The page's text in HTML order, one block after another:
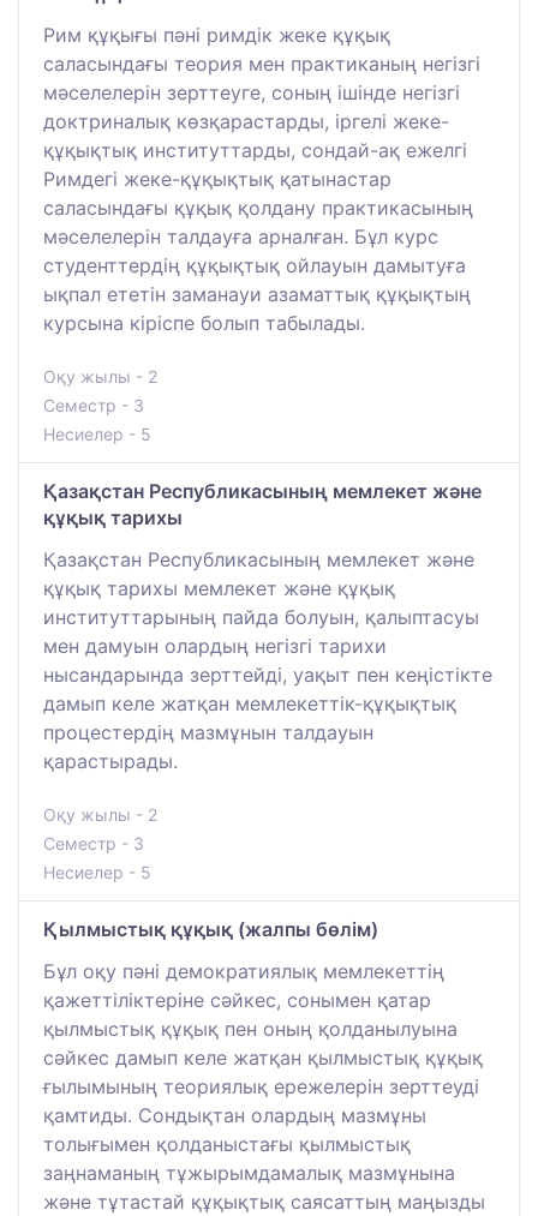
Рим құқығы пәні римдік жеке құқық
саласындағы теория мен практиканың негізгі
мәселелерін зерттеуге, соның ішінде негізгі
доктриналық көзқарастарды, іргелі жеке-
құқықтық институттарды, сондай-ақ ежелгі
Римдегі жеке-құқықтық қатынастар
саласындағы құқық қолдану практикасының
мәселелерін талдауға арналған. Бұл курс
студенттердің құқықтық ойлауын дамытуға
ықпал ететін заманауи азаматтық құқықтың
курсына кіріспе болып табылады.
Оқу жылы - 2
Семестр - 3
Несиелер - 5
Қазақстан Республикасының мемлекет және
құқық тарихы
Қазақстан Республикасының мемлекет және
құқық тарихы мемлекет және құқық
институттарының пайда болуын, қалыптасуы
мен дамуын олардың негізгі тарихи
нысандарында зерттейді, уақыт пен кеңістікте
дамып келе жатқан мемлекеттік-құқықтық
процестердің мазмұнын талдауын
қарастырады.
Оқу жылы - 2
Семестр - 3
Несиелер - 5
Қылмыстық құқық (жалпы бөлім)
Бұл оқу пәні демократиялық мемлекеттің
қажеттіліктеріне сәйкес, сонымен қатар
қылмыстық құқық пен оның қолданылуына
сәйкес дамып келе жатқан қылмыстық құқық
ғылымының теориялық ережелерін зерттеуді
қамтиды. Сондықтан олардың мазмұны
толығымен қолданыстағы қылмыстық
заңнаманың тұжырымдамалық мазмұнына
және тұтастай құқықтық саясаттың маңызды